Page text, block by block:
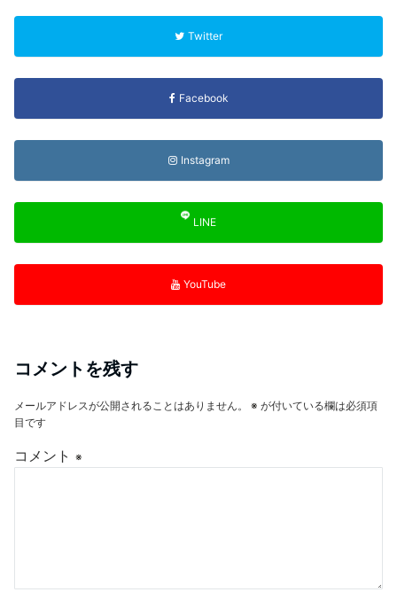
Twitter
Facebook
Instagram
LINE
YouTube
コメントを残す
メールアドレスが公開されることはありません。 ※ が付いている欄は必須項
目です
コメント ※